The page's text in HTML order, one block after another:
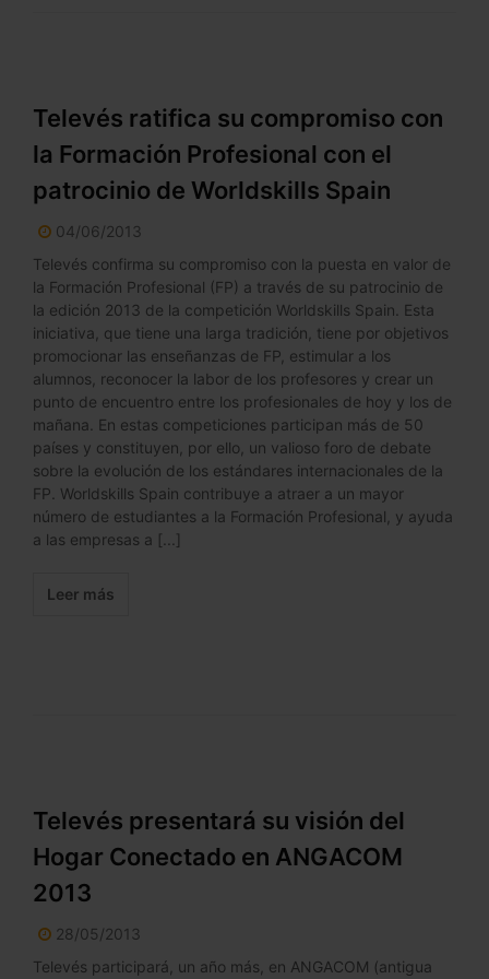
Televés ratifica su compromiso con
la Formación Profesional con el
patrocinio de Worldskills Spain
04/06/2013
Televés confirma su compromiso con la puesta en valor de
la Formación Profesional (FP) a través de su patrocinio de
la edición 2013 de la competición Worldskills Spain. Esta
iniciativa, que tiene una larga tradición, tiene por objetivos
promocionar las enseñanzas de FP, estimular a los
alumnos, reconocer la labor de los profesores y crear un
punto de encuentro entre los profesionales de hoy y los de
mañana. En estas competiciones participan más de 50
países y constituyen, por ello, un valioso foro de debate
sobre la evolución de los estándares internacionales de la
FP. Worldskills Spain contribuye a atraer a un mayor
número de estudiantes a la Formación Profesional, y ayuda
a las empresas a [...]
Leer más
Televés presentará su visión del
Hogar Conectado en ANGACOM
2013
28/05/2013
Televés participará, un año más, en ANGACOM (antigua